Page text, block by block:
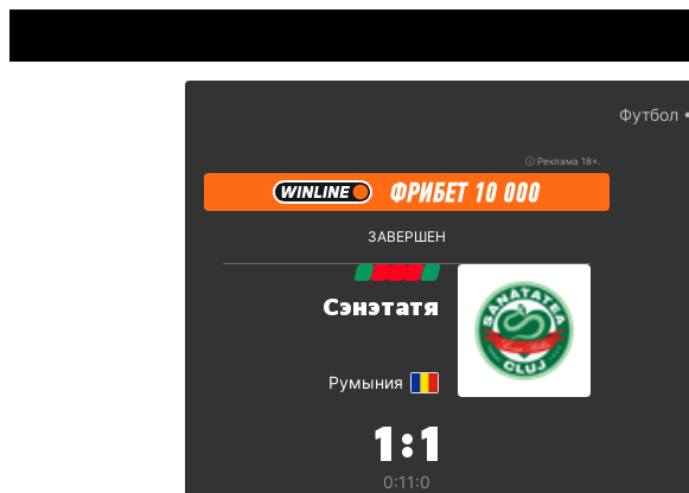
Футбол
ⓘ Реклама 18+.
ЗАВЕРШЕН
Сэнэтатя
Румыния
1 :1
0:11:0